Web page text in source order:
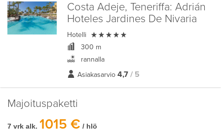
Costa Adeje, Teneriffa: Adrián
Hoteles Jardines De Nivaria
Hotelli 
300 m
rannalla
Asiakasarvio 4,7 / 5
Majoituspaketti
7 vrk alk. 1015 € / hlö